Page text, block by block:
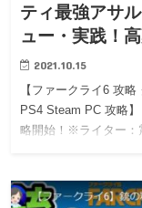
ティ最強アサ
ュー・実践！
2021.10.15
【ファークライ6 攻
PS4 Steam PC 攻略
略開始！※ライター